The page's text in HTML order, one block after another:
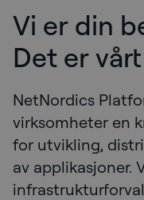
Vi er din
Det er
NetNordics
virksomheter en
for utvikling,
av applikasjoner.